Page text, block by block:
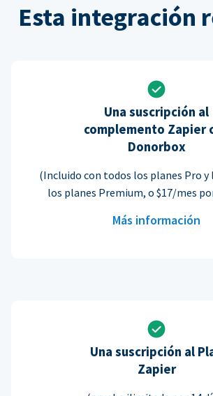
Esta integración
Una suscripción al
complemento Zapier
Donorbox
(Incluido con todos los planes Pro y
los planes Premium, o $17/mes
Más información
Una suscripción al
Zapier